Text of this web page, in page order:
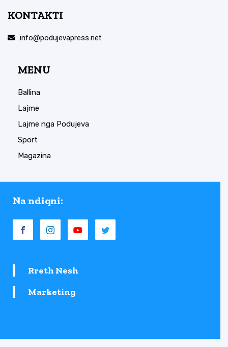
KONTAKTI
info@podujevapress.net
MENU
Ballina
Lajme
Lajme nga Podujeva
Sport
Magazina
Na ndiqni:
Rreth Nesh
Marketing